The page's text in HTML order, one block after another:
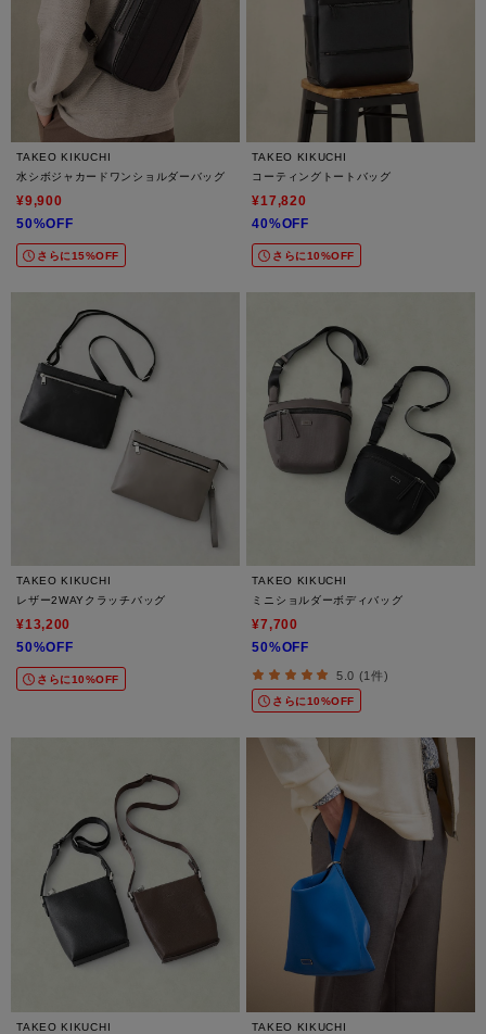
TAKEO KIKUCHI
水シボジャカードワンショルダーバッグ
¥9,900
50%OFF
さらに15%OFF
TAKEO KIKUCHI
コーティングトートバッグ
¥17,820
40%OFF
さらに10%OFF
TAKEO KIKUCHI
レザー2WAYクラッチバッグ
¥13,200
50%OFF
さらに10%OFF
TAKEO KIKUCHI
ミニショルダーボディバッグ
¥7,700
50%OFF
5.0 (1件)
さらに10%OFF
TAKEO KIKUCHI
TAKEO KIKUCHI